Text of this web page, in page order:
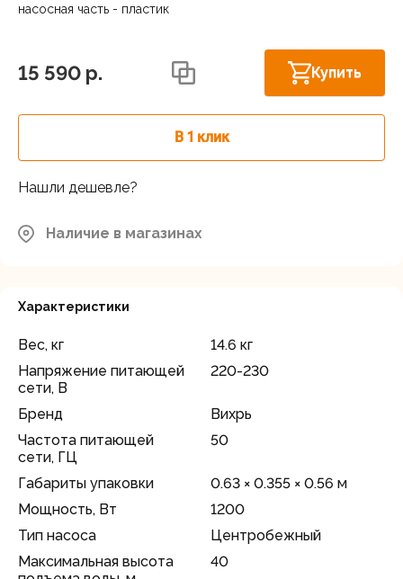
насосная часть - пластик
15 590 p. Купить
В 1 клик
Нашли дешевле?
Наличие в магазинах
Характеристики
Вес, кг
14.6 кг
Напряжение питающей
сети, В
220-230
Бренд
Вихрь
Частота питающей
сети, ГЦ
50
Габариты упаковки
0.63 × 0.355 × 0.56 м
Мощность, Вт
1200
Тип насоса
Центробежный
Максимальная высота
40